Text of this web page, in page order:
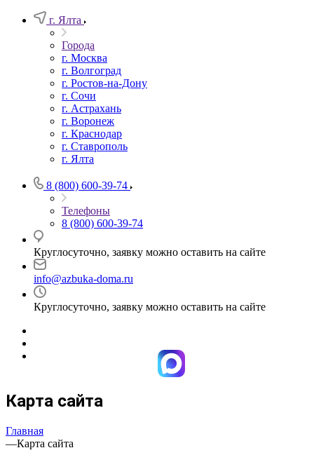
г. Ялта
Города
г. Москва
г. Волгоград
г. Ростов-на-Дону
г. Сочи
г. Астрахань
г. Воронеж
г. Краснодар
г. Ставрополь
г. Ялта
8 (800) 600-39-74
Телефоны
8 (800) 600-39-74
Круглосуточно, заявку можно оставить на сайте
info@azbuka-doma.ru
Круглосуточно, заявку можно оставить на сайте
Карта сайта
Главная
—Карта сайта